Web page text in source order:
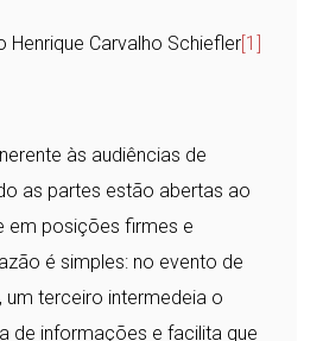
Henrique Carvalho Schiefler[1]
às audiências de
as partes estão abertas ao
em posições firmes e
é simples: no evento de
terceiro intermedeia o
de informações e facilita que